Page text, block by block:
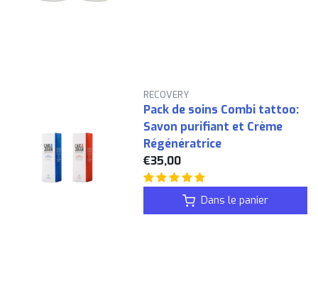
RECOVERY
Pack de soins Combi tattoo:
Savon purifiant et Crème
Régénératrice
€35,00
Dans le panier